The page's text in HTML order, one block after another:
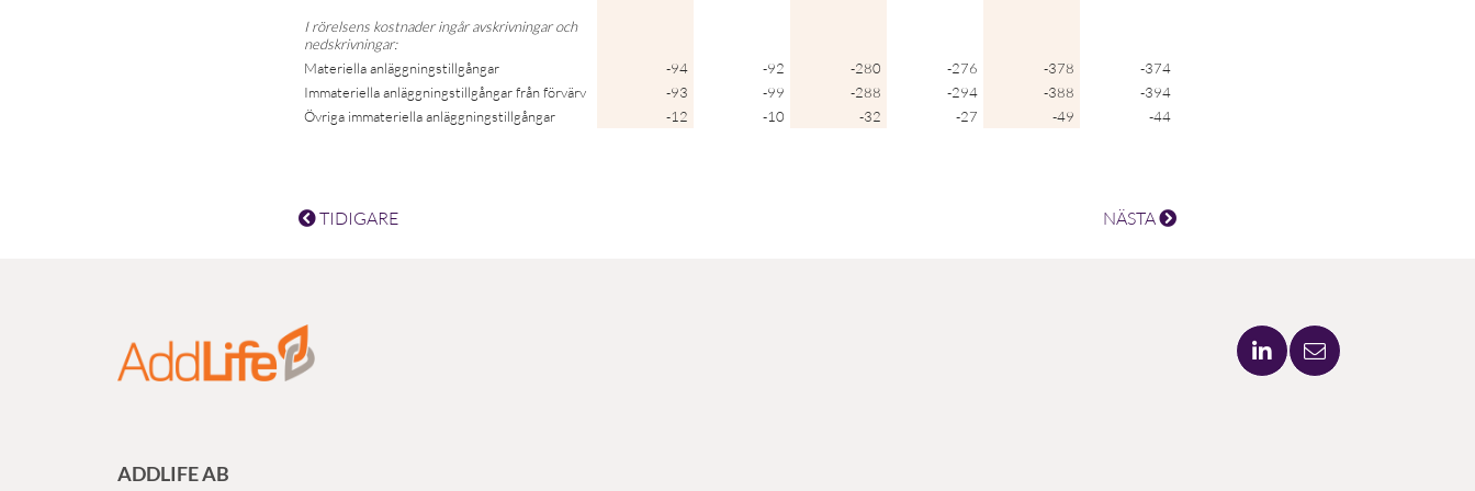
I rörelsens kostnader ingår avskrivningar och
nedskrivningar:
Materiella anläggningstillgångar
-94 -92 -280 -276 -378
-374
Immateriella anläggningstillgångar från förvärv
-93 -99 -288 -294 -388
-394
Övriga immateriella anläggningstillgångar
-12 -10 -32 -27 -49 -44
TIDIGARE NÄSTA
ADDLIFE AB